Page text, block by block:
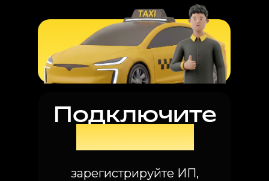
Подключите
nalog.taxi
зарегистрируйте ИП,